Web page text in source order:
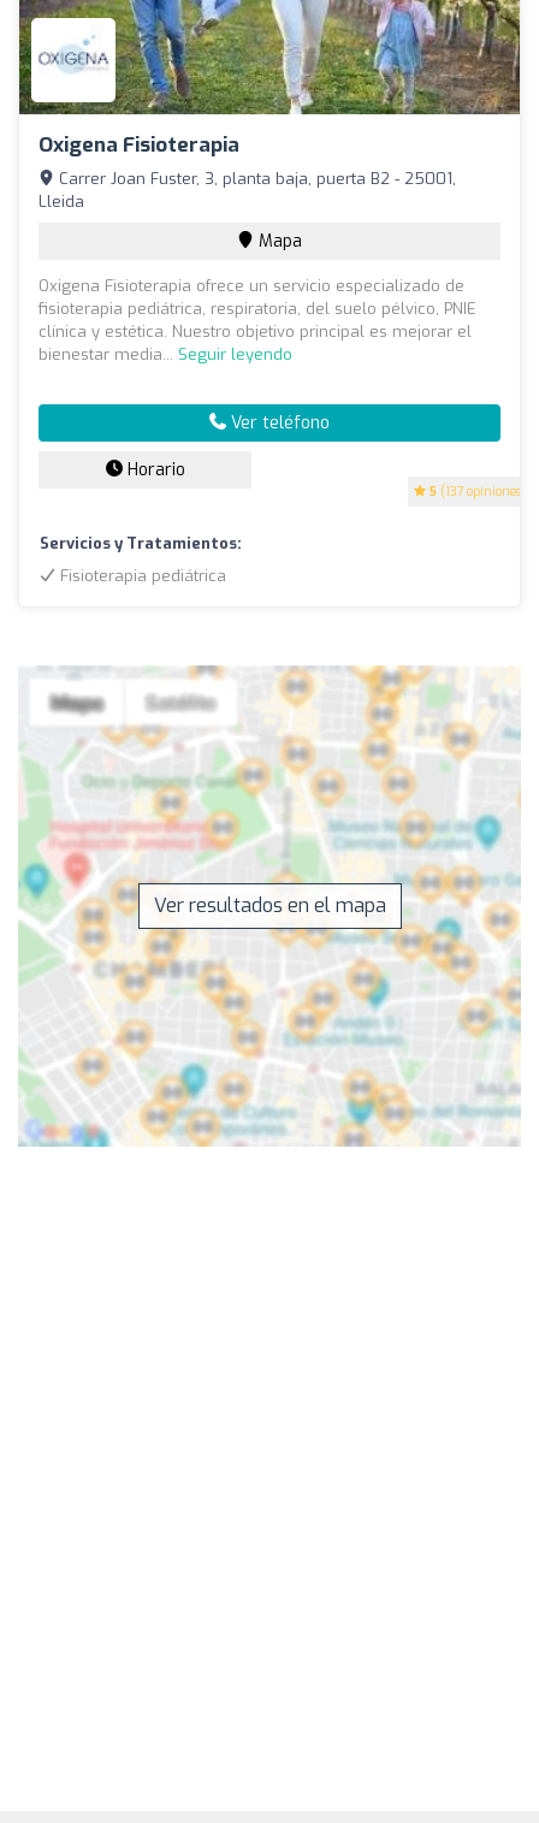
Oxigena Fisioterapia
5 (137 opiniones)
Carrer Joan Fuster, 3, planta baja, puerta B2 - 25001,
Lleida
Mapa
Oxigena Fisioterapia ofrece un servicio especializado de
fisioterapia pediátrica, respiratoria, del suelo pélvico, PNIE
clínica y estética. Nuestro objetivo principal es mejorar el
bienestar media... Seguir leyendo
Ver teléfono
Horario
Servicios y Tratamientos:
Fisioterapia pediátrica
Ver resultados en el mapa